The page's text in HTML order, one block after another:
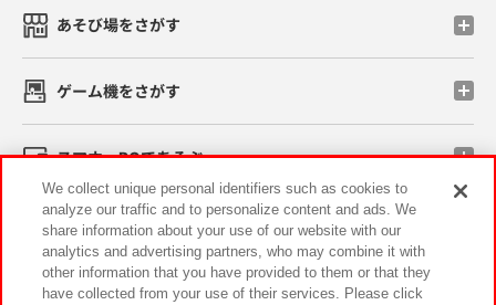
あそび場をさがす
ゲーム機をさがす
スマホ・PCであそぶ
イベント・キャンペーン
We collect unique personal identifiers such as cookies to
analyze our traffic and to personalize content and ads. We
share information about your use of our website with our
analytics and advertising partners, who may combine it with
other information that you have provided to them or that they
have collected from your use of their services. Please click